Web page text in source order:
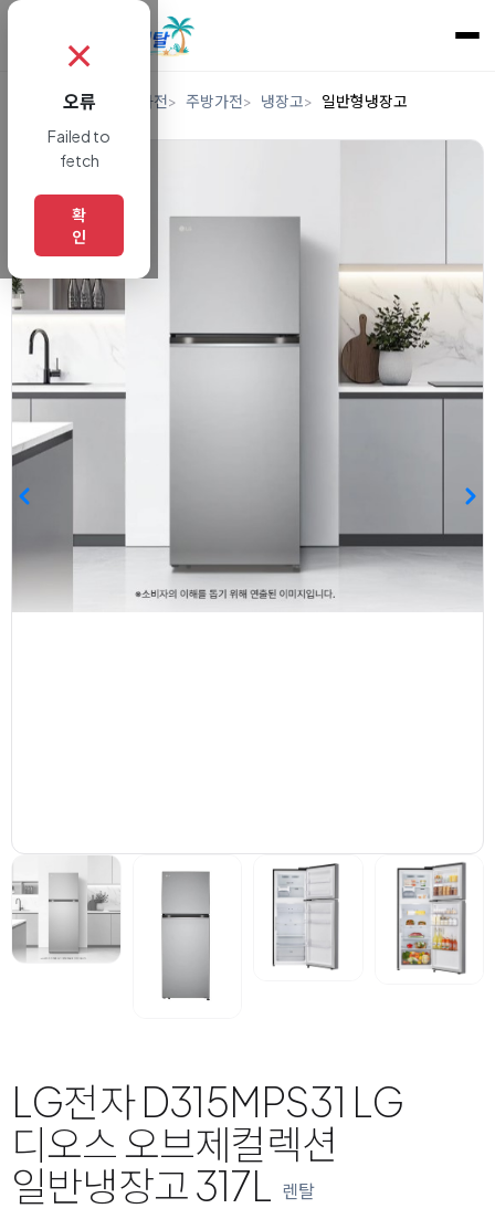
렌탈 디지털/가전 주방가전 냉장고 일반형냉장고
LG전자 D315MPS31 LG
디오스 오브제컬렉션
일반냉장고 317L 렌탈
✗
오류
Failed to
fetch
확
인